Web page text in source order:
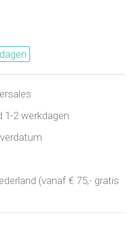
1-2 werkdagen
(vanaf € 75,- gratis